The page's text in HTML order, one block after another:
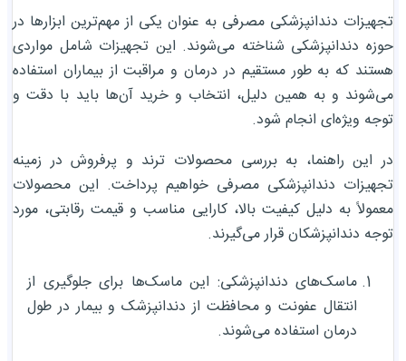
تجهیزات دندانپزشکی مصرفی به عنوان یکی از مهم‌ترین ابزارها در
حوزه دندانپزشکی شناخته می‌شوند. این تجهیزات شامل مواردی
هستند که به طور مستقیم در درمان و مراقبت از بیماران استفاده
می‌شوند و به همین دلیل، انتخاب و خرید آن‌ها باید با دقت و
توجه ویژه‌ای انجام شود.
در این راهنما، به بررسی محصولات ترند و پرفروش در زمینه
تجهیزات دندانپزشکی مصرفی خواهیم پرداخت. این محصولات
معمولاً به دلیل کیفیت بالا، کارایی مناسب و قیمت رقابتی، مورد
توجه دندانپزشکان قرار می‌گیرند.
ماسک‌های دندانپزشکی: این ماسک‌ها برای جلوگیری از
انتقال عفونت و محافظت از دندانپزشک و بیمار در طول
درمان استفاده می‌شوند.